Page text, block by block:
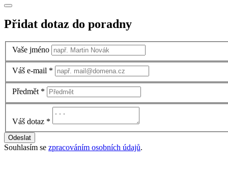
Přidat dotaz do poradny
Vaše jméno
Váš e-mail *
Předmět *
Váš dotaz *
Odeslat
Souhlasím se zpracováním osobních údajů.